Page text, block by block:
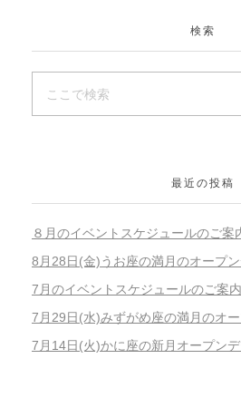
検索
最近の投稿
８月のイベントスケジュールのご案
8月28日(金)うお座の満月のオープ
7月のイベントスケジュールのご案内
7月29日(水)みずがめ座の満月のオ
7月14日(火)かに座の新月オープン